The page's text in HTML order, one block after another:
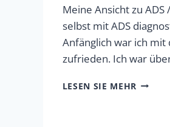
Meine Ansicht zu ADS
selbst mit ADS
Anfänglich war ich mit
zufrieden. Ich war
LESEN SIE MEHR ADD